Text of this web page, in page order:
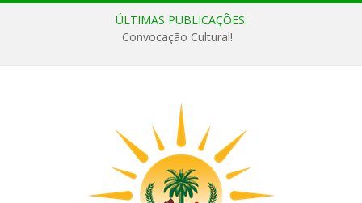
ÚLTIMAS PUBLICAÇÕES:
Convocação Cultural!